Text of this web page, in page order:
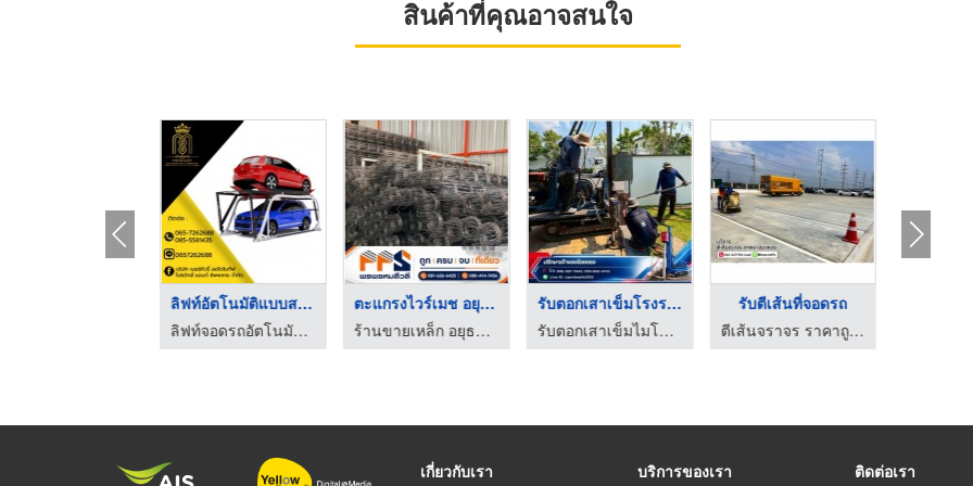
สินค้าที่คุณอาจสนใจ
ลิฟท์อัตโนมัติแบบสแต ...
ลิฟท์จอดรถอัตโนมัติ - เมอร์คิวรี่ออโตโมทีฟ
ตะแกรงไวร์เมช อยุธยา
ร้านขายเหล็ก อยุธยา - พรพรหมสีวลี ค้าเหล็ก
รับตอกเสาเข็มโรงรถหน ...
รับตอกเสาเข็มไมโครไพล์ไทรน้อย - ซีแอลพี เอ็นเตอร์ไพล์ โกรท
รับตีเส้นที่จอดรถ
ตีเส้นจราจร ราคาถูก - บอส ทราฟฟิค
เกี่ยวกับเรา บริการของเรา ติดต่อเรา